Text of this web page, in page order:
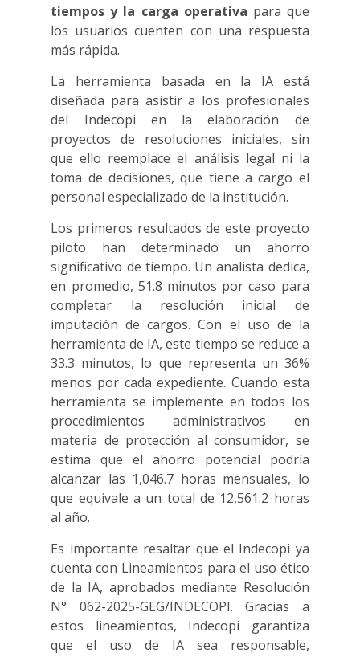
tiempos y la carga operativa para que
los usuarios cuenten con una respuesta
más rápida.
La herramienta basada en la IA está
diseñada para asistir a los profesionales
del Indecopi en la elaboración de
proyectos de resoluciones iniciales, sin
que ello reemplace el análisis legal ni la
toma de decisiones, que tiene a cargo el
personal especializado de la institución.
Los primeros resultados de este proyecto
piloto han determinado un ahorro
significativo de tiempo. Un analista dedica,
en promedio, 51.8 minutos por caso para
completar la resolución inicial de
imputación de cargos. Con el uso de la
herramienta de IA, este tiempo se reduce a
33.3 minutos, lo que representa un 36%
menos por cada expediente. Cuando esta
herramienta se implemente en todos los
procedimientos administrativos en
materia de protección al consumidor, se
estima que el ahorro potencial podría
alcanzar las 1,046.7 horas mensuales, lo
que equivale a un total de 12,561.2 horas
al año.
Es importante resaltar que el Indecopi ya
cuenta con Lineamientos para el uso ético
de la IA, aprobados mediante Resolución
N° 062-2025-GEG/INDECOPI. Gracias a
estos lineamientos, Indecopi garantiza
que el uso de IA sea responsable,